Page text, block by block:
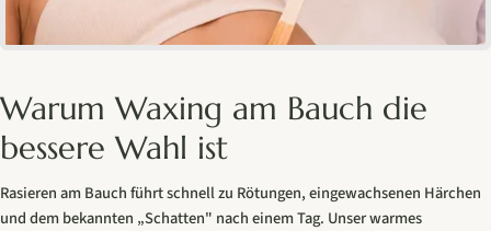
Warum Waxing am Bauch die
bessere Wahl ist
Rasieren am Bauch führt schnell zu Rötungen, eingewachsenen Härchen
und dem bekannten „Schatten" nach einem Tag. Unser warmes